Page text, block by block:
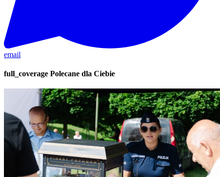
email
full_coverage Polecane dla Ciebie